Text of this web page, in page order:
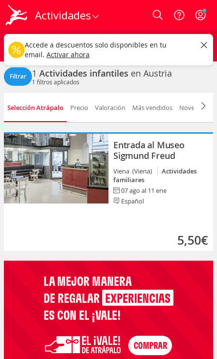
Actividades Login
Austria
Actividades infantiles Cualquier fecha
CAMBIAR
Filtrar 1 Actividades infantiles en Austria
1 filtros aplicados
Selección Atrápalo Precio Valoración Más vendidos Novedad
Entrada al Museo
Sigmund Freud
Viena (Viena)
Actividades
familiares
07 ago al 11 ene
Español
5,50€
LA MEJOR MANERA
DE REGALAR EXPERIENCIAS
ES CON EL ¡VALE!
Accede a descuentos solo disponibles en tu
email. Activar ahora